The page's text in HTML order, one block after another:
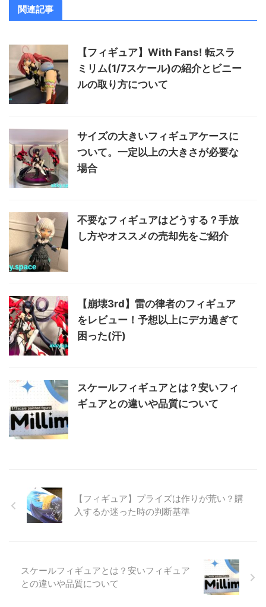
関連記事
【フィギュア】With Fans! 転スラ
ミリム(1/7スケール)の紹介とビニー
ルの取り方について
サイズの大きいフィギュアケースに
ついて。一定以上の大きさが必要な
場合
不要なフィギュアはどうする？手放
し方やオススメの売却先をご紹介
【崩壊3rd】雷の律者のフィギュア
をレビュー！予想以上にデカ過ぎて
困った(汗)
スケールフィギュアとは？安いフィ
ギュアとの違いや品質について
【フィギュア】プライズは作りが荒い？購
入するか迷った時の判断基準
スケールフィギュアとは？安いフィギュア
との違いや品質について